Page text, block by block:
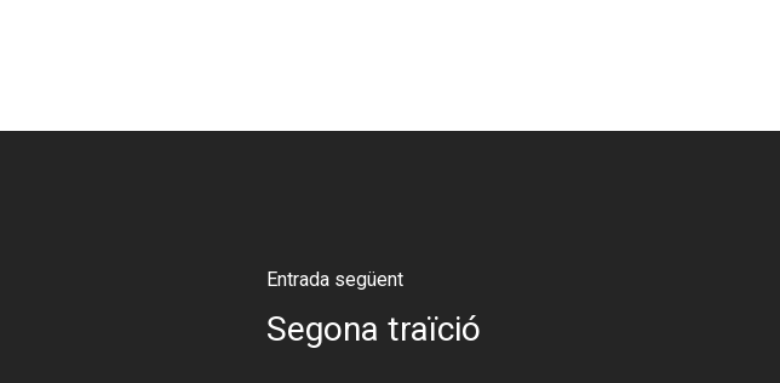
Entrada següent
Segona traïció